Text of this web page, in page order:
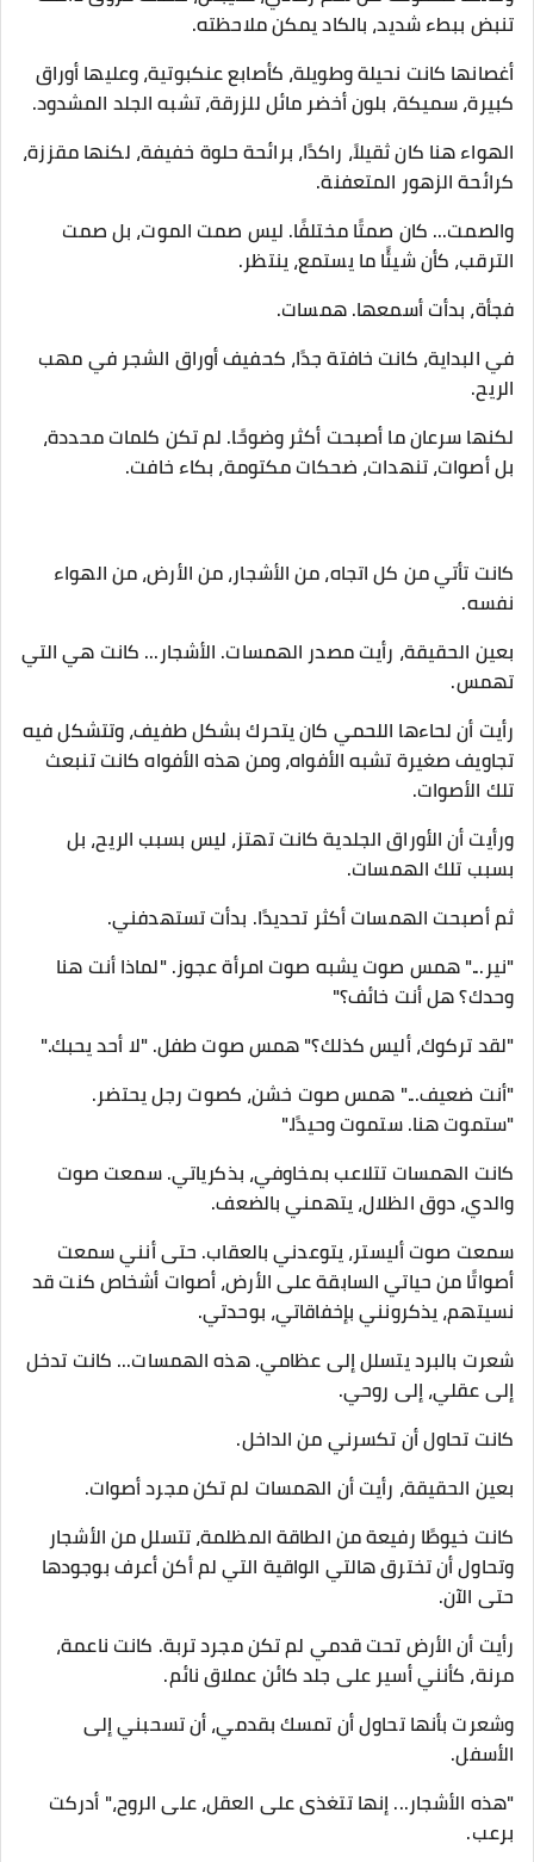
تنبض ببطء شديد، بالكاد يمكن ملاحظته.
أغصانها كانت نحيلة وطويلة، كأصابع عنكبوتية، وعليها أوراق
كبيرة، سميكة، بلون أخضر مائل للزرقة، تشبه الجلد المشدود.
الهواء هنا كان ثقيلاً، راكدًا، برائحة حلوة خفيفة، لكنها مقززة،
كرائحة الزهور المتعفنة.
والصمت... كان صمتًا مختلفًا. ليس صمت الموت، بل صمت
الترقب، كأن شيئًا ما يستمع، ينتظر.
فجأة، بدأت أسمعها. همسات.
في البداية، كانت خافتة جدًا، كحفيف أوراق الشجر في مهب
الريح.
لكنها سرعان ما أصبحت أكثر وضوحًا. لم تكن كلمات محددة،
بل أصوات، تنهدات، ضحكات مكتومة، بكاء خافت.
كانت تأتي من كل اتجاه، من الأشجار، من الأرض، من الهواء
نفسه.
بعين الحقيقة، رأيت مصدر الهمسات. الأشجار... كانت هي التي
تهمس.
رأيت أن لحاءها اللحمي كان يتحرك بشكل طفيف، وتتشكل فيه
تجاويف صغيرة تشبه الأفواه، ومن هذه الأفواه كانت تنبعث
تلك الأصوات.
ورأيت أن الأوراق الجلدية كانت تهتز، ليس بسبب الريح، بل
بسبب تلك الهمسات.
ثم أصبحت الهمسات أكثر تحديدًا. بدأت تستهدفني.
"نير..." همس صوت يشبه صوت امرأة عجوز. "لماذا أنت هنا
وحدك؟ هل أنت خائف؟"
"لقد تركوك، أليس كذلك؟" همس صوت طفل. "لا أحد يحبك."
"أنت ضعيف..." همس صوت خشن، كصوت رجل يحتضر.
"ستموت هنا. ستموت وحيدًا."
كانت الهمسات تتلاعب بمخاوفي، بذكرياتي. سمعت صوت
والدي، دوق الظلال، يتهمني بالضعف.
سمعت صوت أليستر، يتوعدني بالعقاب. حتى أنني سمعت
أصواتًا من حياتي السابقة على الأرض، أصوات أشخاص كنت قد
نسيتهم، يذكرونني بإخفاقاتي، بوحدتي.
شعرت بالبرد يتسلل إلى عظامي. هذه الهمسات... كانت تدخل
إلى عقلي، إلى روحي.
كانت تحاول أن تكسرني من الداخل.
بعين الحقيقة، رأيت أن الهمسات لم تكن مجرد أصوات.
كانت خيوطًا رفيعة من الطاقة المظلمة، تتسلل من الأشجار
وتحاول أن تخترق هالتي الواقية التي لم أكن أعرف بوجودها
حتى الآن.
رأيت أن الأرض تحت قدمي لم تكن مجرد تربة. كانت ناعمة،
مرنة، كأنني أسير على جلد كائن عملاق نائم.
وشعرت بأنها تحاول أن تمسك بقدمي، أن تسحبني إلى
الأسفل.
"هذه الأشجار... إنها تتغذى على العقل، على الروح،" أدركت
برعب.